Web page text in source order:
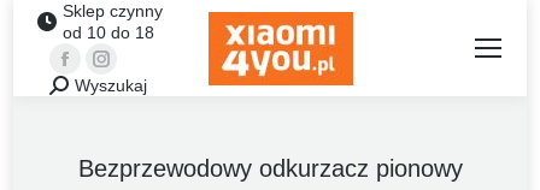
Sklep czynny
od 10 do 18
FacebookInstagram
Szukaj:Wyszukaj
Bezprzewodowy odkurzacz pionowy